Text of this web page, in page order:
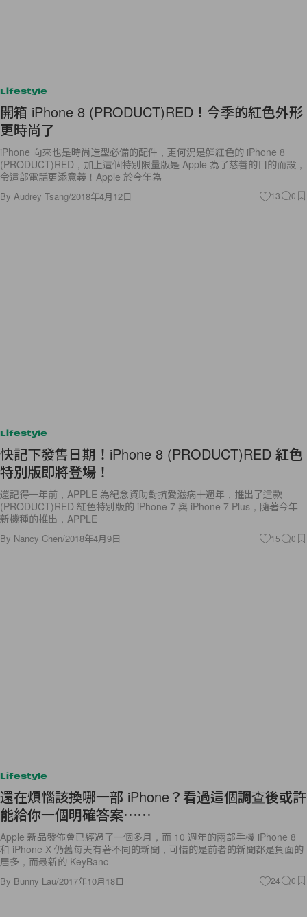
Lifestyle
開箱 iPhone 8 (PRODUCT)RED！今季的紅色外形
更時尚了
iPhone 向來也是時尚造型必備的配件，更何況是鮮紅色的 iPhone 8
(PRODUCT)RED，加上這個特別限量版是 Apple 為了慈善的目的而設，
令這部電話更添意義！Apple 於今年為
By Audrey Tsang/2018年4月12日 13 0
Lifestyle
快記下發售日期！iPhone 8 (PRODUCT)RED 紅色
特別版即將登場！
還記得一年前，APPLE 為紀念資助對抗愛滋病十週年，推出了這款
(PRODUCT)RED 紅色特別版的 iPhone 7 與 iPhone 7 Plus，隨著今年
新機種的推出，APPLE
By Nancy Chen/2018年4月9日 15 0
Lifestyle
還在煩惱該換哪一部 iPhone？看過這個調查後或許
能給你一個明確答案⋯⋯
Apple 新品發佈會已經過了一個多月，而 10 週年的兩部手機 iPhone 8
和 iPhone X 仍舊每天有著不同的新聞，可惜的是前者的新聞都是負面的
居多，而最新的 KeyBanc
By Bunny Lau/2017年10月18日 24 0